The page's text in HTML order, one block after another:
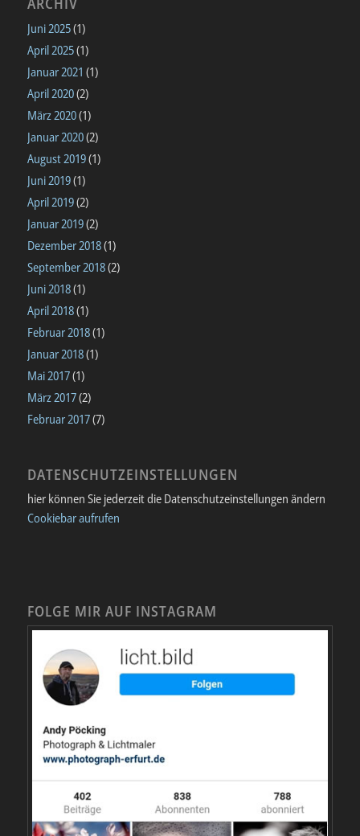
Juni 2025(1)
April 2025(1)
Januar 2021 (1)
April 2020(2)
März 2020(1)
Januar 2020(2)
August 2019(1)
Juni 2019(1)
April 2019(2)
Januar 2019(2)
Dezember 2018(1)
September 2018(2)
Juni 2018(1)
April 2018(1)
Februar 2018(1)
Januar 2018(1)
Mai 2017(1)
März 2017(2)
Februar 2017(7)
DATENSCHUTZEINSTELLUNGEN
hier können Sie jederzeit die Datenschutzeinstellungen ändern
Cookiebar aufrufen
FOLGE MIR AUF INSTAGRAM